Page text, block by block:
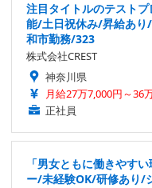
注目タイトルのテスト
能/土日祝休み/昇給あり
和市勤務/323
株式会社CREST
神奈川県
月給27万7,000円～36
正社員
「男女ともに働きやす
ー/未経験OK/研修あり/